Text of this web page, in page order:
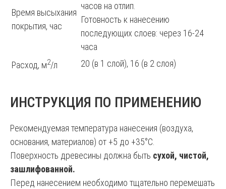
Время высыхания
покрытия, час
часов на отлип.
Готовность к нанесению
последующих слоев: через 16-24
часа
Расход, м2/л 20 (в 1 слой), 16 (в 2 слоя)
ИНСТРУКЦИЯ ПО ПРИМЕНЕНИЮ
Рекомендуемая температура нанесения (воздуха,
основания, материалов) от +5 до +35°С.
Поверхность древесины должна быть сухой, чистой,
зашлифованной.
Перед нанесением необходимо тщательно перемешать